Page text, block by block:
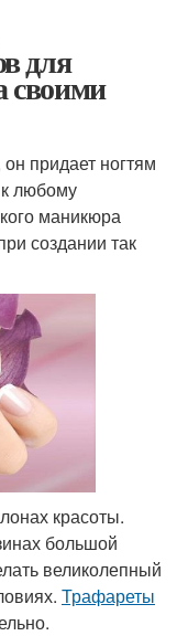
для
своими
придает ногтям
любому
маникюра
создании так
красоты.
большой
великолепный
Трафареты